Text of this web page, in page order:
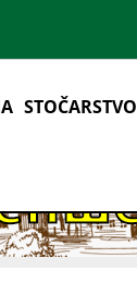
STOČARSTVO